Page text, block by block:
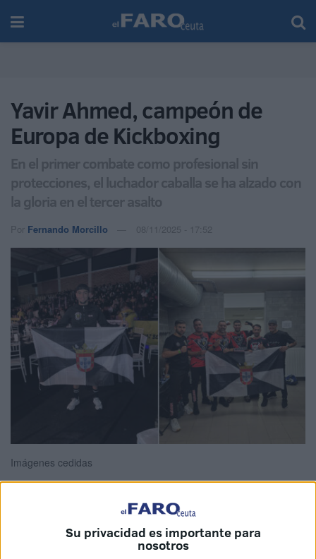
Su privacidad es importante para
nosotros
Yavir Ahmed, campeón de
Europa de Kickboxing
En el primer combate como profesional sin
protecciones, el luchador caballa se ha alzado con
la gloria en el tercer asalto
Por Fernando Morcillo 08/11/2025 - 17:52
Imágenes cedidas
Ceuta tiene nuevo campeón de Europa en Kickboxing.
se ha coronado enAmberes